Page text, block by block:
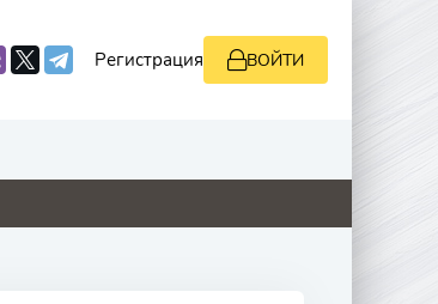
Регистрация ВОЙТИ
0 0 0